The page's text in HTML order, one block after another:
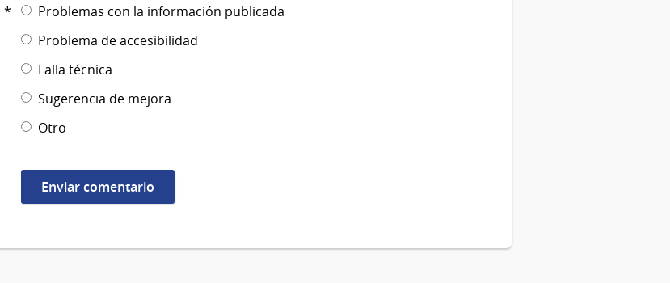
*
Problemas con la información publicada
Problema de accesibilidad
Falla técnica
Sugerencia de mejora
Otro